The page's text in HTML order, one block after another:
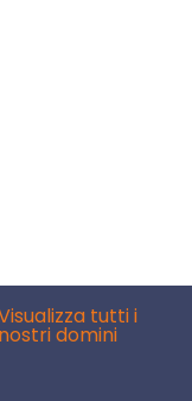
tutti i
nostri domini